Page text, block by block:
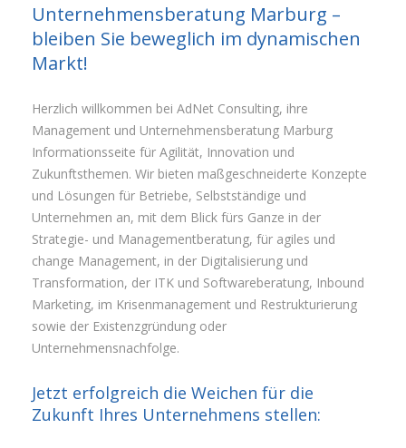
Info & News
Über uns
Unternehmensberatung Marburg –
bleiben Sie beweglich im dynamischen
Markt!
Herzlich willkommen bei AdNet Consulting, ihre
Management und Unternehmensberatung Marburg
Informationsseite für Agilität, Innovation und
Zukunftsthemen. Wir bieten maßgeschneiderte Konzepte
und Lösungen für Betriebe, Selbstständige und
Unternehmen an, mit dem Blick fürs Ganze in der
Strategie- und Managementberatung, für agiles und
change Management, in der Digitalisierung und
Transformation, der ITK und Softwareberatung, Inbound
Marketing, im Krisenmanagement und Restrukturierung
sowie der Existenzgründung oder
Unternehmensnachfolge.
Jetzt erfolgreich die Weichen für die
Zukunft Ihres Unternehmens stellen: